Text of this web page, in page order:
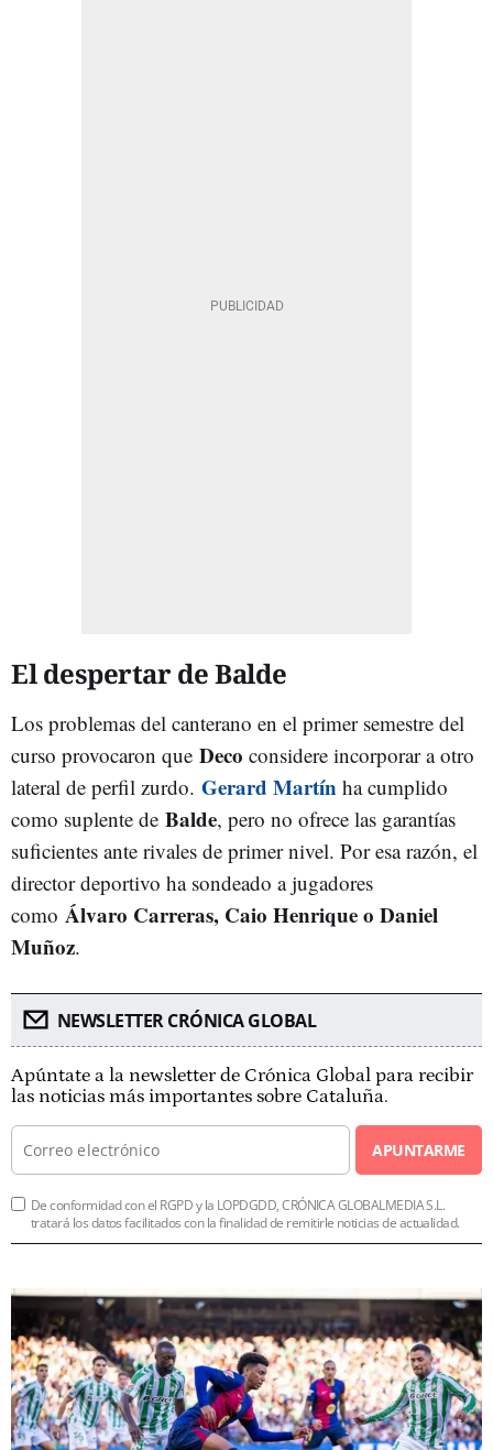
El despertar de Balde
Los problemas del canterano en el primer semestre del
curso provocaron que Deco considere incorporar a otro
lateral de perfil zurdo. Gerard Martín ha cumplido
como suplente de Balde, pero no ofrece las garantías
suficientes ante rivales de primer nivel. Por esa razón, el
director deportivo ha sondeado a jugadores
como Álvaro Carreras, Caio Henrique o Daniel
Muñoz.
NEWSLETTER CRÓNICA GLOBAL
Apúntate a la newsletter de Crónica Global para recibir
las noticias más importantes sobre Cataluña.
APUNTARME
De conformidad con el RGPD y la LOPDGDD, CRÓNICA GLOBALMEDIA S.L.
tratará los datos facilitados con la finalidad de remitirle noticias de actualidad.